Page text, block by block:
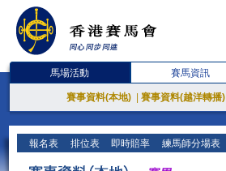
馬場活動 賽馬資訊
賽事資料(本地) 賽事資料(越洋轉播)
報名表 排位表 即時賠率 練馬師分場表